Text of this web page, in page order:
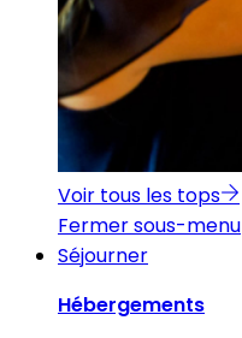
Voir tous les tops
Fermer sous-menu
Séjourner
Hébergements